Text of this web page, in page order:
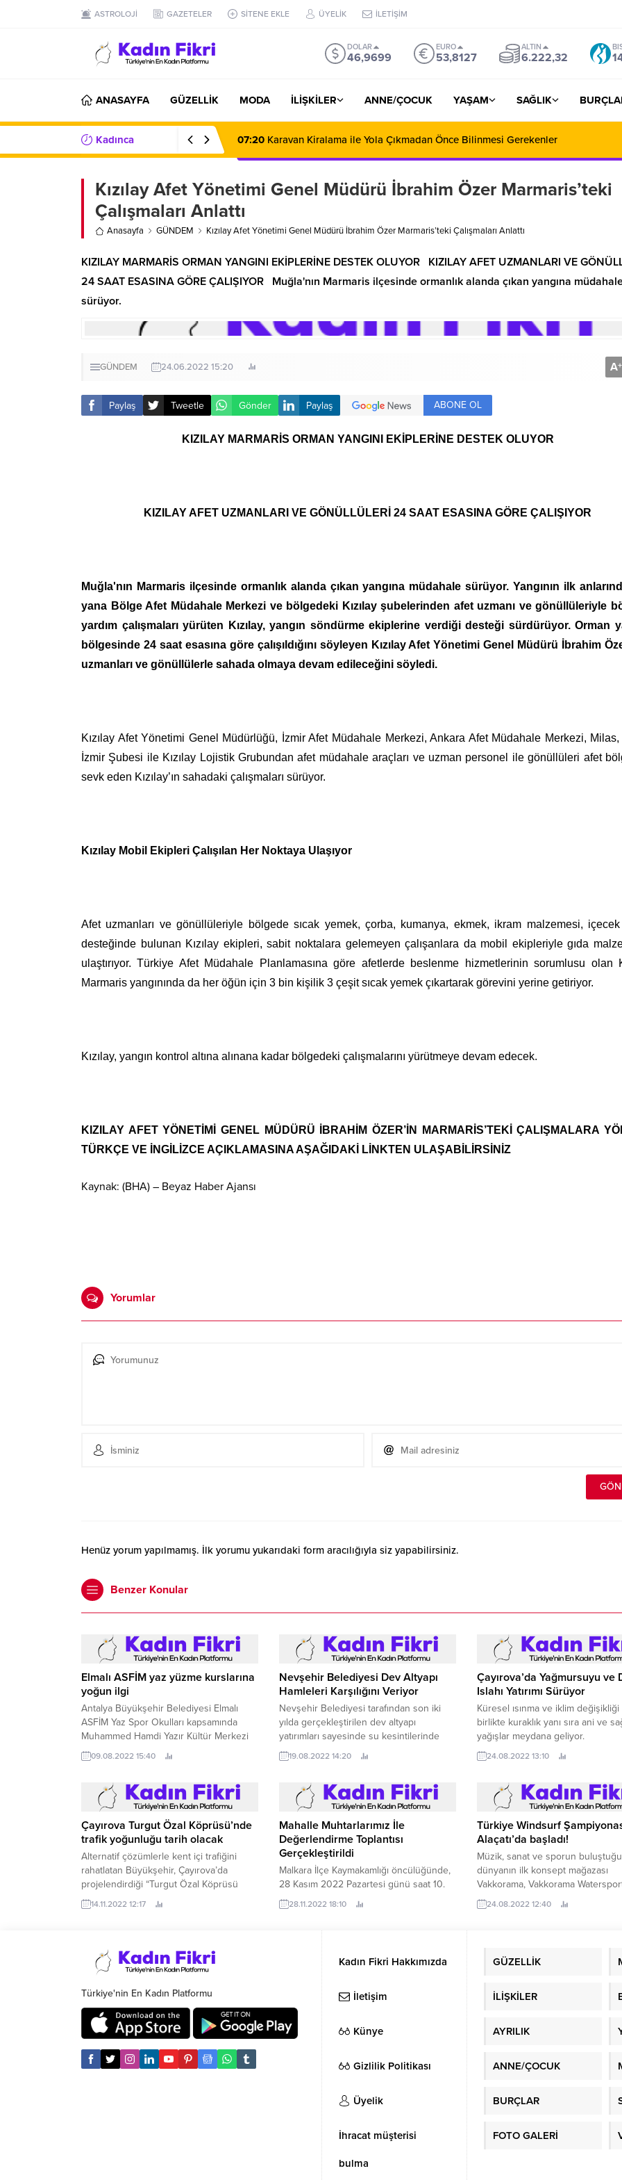
ASTROLOJİ GAZETELER SİTENE EKLE ÜYELİK İLETİŞİM
DOLAR
46,9699
EURO
53,8127
ALTIN
6.222,32
ANASAYFA GÜZELLİK MODA İLİŞKİLER ANNE/ÇOCUK YAŞAM SAĞLIK
Kadınca 07:20 Karavan Kiralama ile Yola Çıkmadan Önce Bilinmesi Gerekenler
Kızılay Afet Yönetimi Genel Müdürü İbrahim Özer Marmaris’teki
Çalışmaları Anlattı
Anasayfa GÜNDEM Kızılay Afet Yönetimi Genel Müdürü İbrahim Özer Marmaris’teki Çalışmaları Anlattı
KIZILAY MARMARİS ORMAN YANGINI EKİPLERİNE DESTEK OLUYOR KIZILAY AFET UZMANLARI VE
24 SAAT ESASINA GÖRE ÇALIŞIYOR Muğla'nın Marmaris ilçesinde ormanlık alanda çıkan yangına
sürüyor.
GÜNDEM 24.06.2022 15:20 A+
Paylaş Tweetle Gönder Paylaş ABONE OL
KIZILAY MARMARİS ORMAN YANGINI EKİPLERİNE DESTEK OLUYOR
KIZILAY AFET UZMANLARI VE GÖNÜLLÜLERİ 24 SAAT ESASINA GÖRE ÇALIŞIYOR
Muğla'nın Marmaris ilçesinde ormanlık alanda çıkan yangına müdahale sürüyor. Yangının ilk
yana Bölge Afet Müdahale Merkezi ve bölgedeki Kızılay şubelerinden afet uzmanı ve gönüllüleriyle
yardım çalışmaları yürüten Kızılay, yangın söndürme ekiplerine verdiği desteği sürdürüyor. Orman
bölgesinde 24 saat esasına göre çalışıldığını söyleyen Kızılay Afet Yönetimi Genel Müdürü İbrahim
uzmanları ve gönüllülerle sahada olmaya devam edileceğini söyledi.
Kızılay Afet Yönetimi Genel Müdürlüğü, İzmir Afet Müdahale Merkezi, Ankara Afet Müdahale Merkezi, Milas,
İzmir Şubesi ile Kızılay Lojistik Grubundan afet müdahale araçları ve uzman personel ile gönüllüleri afet
sevk eden Kızılay’ın sahadaki çalışmaları sürüyor.
Kızılay Mobil Ekipleri Çalışılan Her Noktaya Ulaşıyor
Afet uzmanları ve gönüllüleriyle bölgede sıcak yemek, çorba, kumanya, ekmek, ikram malzemesi,
desteğinde bulunan Kızılay ekipleri, sabit noktalara gelemeyen çalışanlara da mobil ekipleriyle gıda
ulaştırıyor. Türkiye Afet Müdahale Planlamasına göre afetlerde beslenme hizmetlerinin sorumlusu olan
Marmaris yangınında da her öğün için 3 bin kişilik 3 çeşit sıcak yemek çıkartarak görevini yerine getiriyor.
Kızılay, yangın kontrol altına alınana kadar bölgedeki çalışmalarını yürütmeye devam edecek.
KIZILAY AFET YÖNETİMİ GENEL MÜDÜRÜ İBRAHİM ÖZER’İN MARMARİS’TEKİ ÇALIŞMALARA
TÜRKÇE VE İNGİLİZCE AÇIKLAMASINA AŞAĞIDAKİ LİNKTEN ULAŞABİLİRSİNİZ
Kaynak: (BHA) – Beyaz Haber Ajansı
Yorumlar
Henüz yorum yapılmamış. İlk yorumu yukarıdaki form aracılığıyla siz yapabilirsiniz.
Benzer Konular
Elmalı ASFİM yaz yüzme kurslarına
yoğun ilgi
Antalya Büyükşehir Belediyesi Elmalı
ASFİM Yaz Spor Okulları kapsamında
Muhammed Hamdi Yazır Kültür Merkezi
kapalı yüzme havuzunda başlayan yüzme
kursları yoğun ilgi görüyor.
09.08.2022 15:40
Nevşehir Belediyesi Dev Altyapı
Hamleleri Karşılığını Veriyor
Nevşehir Belediyesi tarafından son iki
yılda gerçekleştirilen dev altyapı
yatırımları sayesinde su kesintilerinde
ciddi bir düşüş yaşandı.
19.08.2022 14:20
Çayırova’da Yağmursuyu ve
Islahı Yatırımı Sürüyor
Küresel ısınma ve iklim değişikliği
birlikte kuraklık yanı sıra ani ve
yağışlar meydana geliyor.
24.08.2022 13:10
Çayırova Turgut Özal Köprüsü’nde
trafik yoğunluğu tarih olacak
Alternatif çözümlerle kent içi trafiğini
rahatlatan Büyükşehir, Çayırova’da
projelendirdiği “Turgut Özal Köprüsü
İkileme ve Yol Yapım” işinde sona geliyor
İnşa ettiği köprü, yol ve kavşaklar ile
açmaya devam ediyor.
14.11.2022 12:17
Mahalle Muhtarlarımız İle
Değerlendirme Toplantısı
Gerçekleştirildi
Malkara İlçe Kaymakamlığı öncülüğünde,
28 Kasım 2022 Pazartesi günü saat 10.
28.11.2022 18:10
Türkiye Windsurf
Alaçatı’da başladı!
Müzik, sanat ve sporun
dünyanın ilk konsept mağazası
Vakkorama, Vakkorama
Championship Türkiye Windsurf
Şampiyonası 2022 başladı.
24.08.2022 12:40
Türkiye'nin En Kadın Platformu
Kadın Fikri Hakkımızda
İletişim
Künye
Gizlilik Politikası
Üyelik
İhracat müşterisi
bulma
GÜZELLİK
İLİŞKİLER
AYRILIK
ANNE/ÇOCUK
BURÇLAR
FOTO GALERİ